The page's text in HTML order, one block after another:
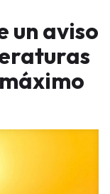
un aviso